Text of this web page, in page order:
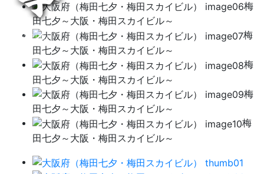
Menu
梅
田七夕～大阪・梅田スカイビル～
梅
田七夕～大阪・梅田スカイビル～
梅
田七夕～大阪・梅田スカイビル～
梅
田七夕～大阪・梅田スカイビル～
梅
田七夕～大阪・梅田スカイビル～